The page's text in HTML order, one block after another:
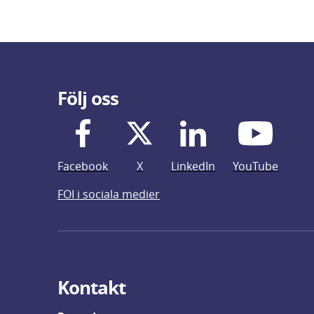
Följ oss
Facebook X LinkedIn
YouTube
FOI i sociala medier
Kontakt